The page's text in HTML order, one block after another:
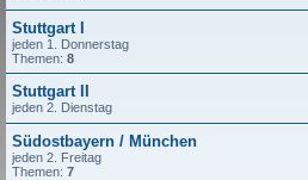
Stuttgart I
jeden 1. Donnerstag
Themen: 8
Stuttgart II
jeden 2. Dienstag
Südostbayern / München
jeden 2. Freitag
Themen: 7